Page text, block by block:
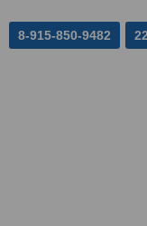
8-915-850-9482